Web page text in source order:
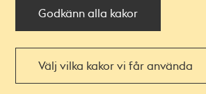
Godkänn alla kakor
Välj vilka kakor vi får använda